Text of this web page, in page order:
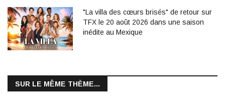
"La villa des cœurs brisés" de retour sur
TFX le 20 août 2026 dans une saison
inédite au Mexique
SUR LE MÊME THÈME...